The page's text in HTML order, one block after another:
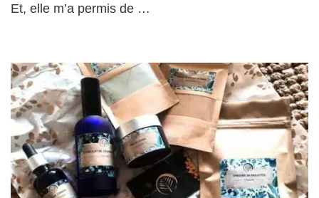
Et, elle m’a permis de …